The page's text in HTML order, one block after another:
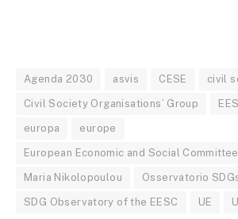
Agenda 2030 asvis CESE civil
Civil Society Organisations’ Group
europa europe
European Economic and Social Committee
Maria Nikolopoulou Osservatorio
SDG Observatory of the EESC UE